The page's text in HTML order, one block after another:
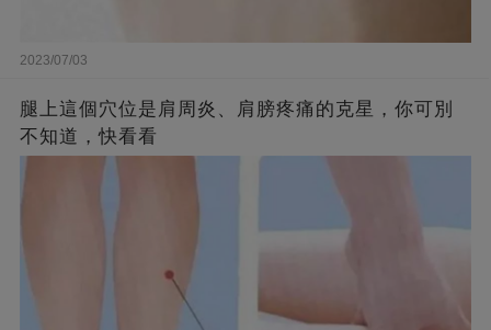
2023/07/03
腿上這個穴位是肩周炎、肩膀疼痛的克星，你可別
不知道，快看看